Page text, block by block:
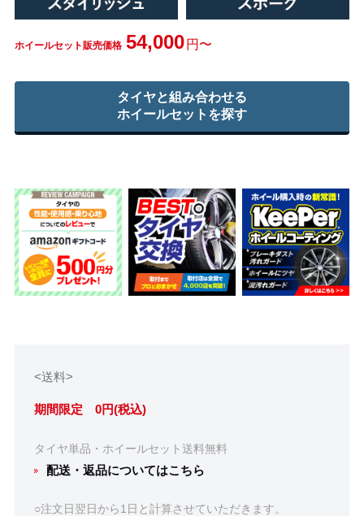
ホイールセット販売価格 54,000 円〜
タイヤと組み合わせる
ホイールセットを探す
<送料>
期間限定 0円(税込)
タイヤ単品・ホイールセット送料無料
配送・返品についてはこちら
○注文日翌日から1日と計算させていただきます。